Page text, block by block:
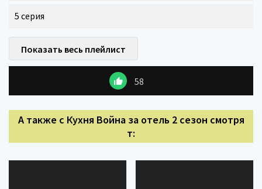
5 серия
Показать весь плейлист
58
А также с Кухня Война за отель 2 сезон смотря
т: